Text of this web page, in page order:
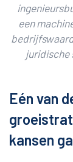
een
juridische
Eén van
kansen